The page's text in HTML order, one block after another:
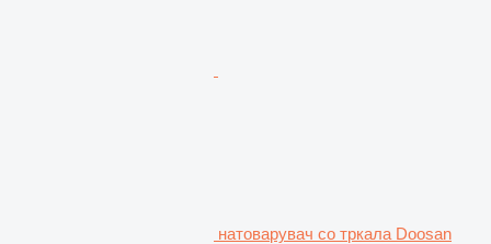
натоварувач со тркала Doosan